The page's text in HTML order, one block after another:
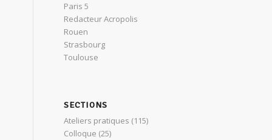
Paris 5
Redacteur Acropolis
Rouen
Strasbourg
Toulouse
SECTIONS
Ateliers pratiques (115)
Colloque (25)